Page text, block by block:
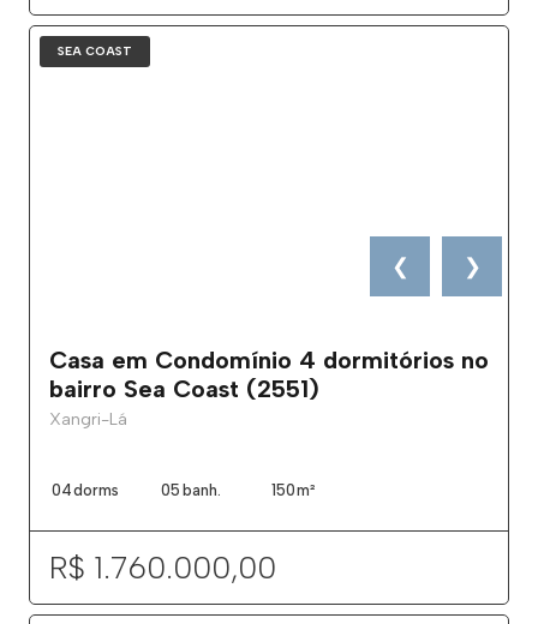
❮ ❯
SEA COAST
Casa em Condomínio 4 dormitórios no
bairro Sea Coast (2551)
Xangri-Lá
04dorms 05 banh. 150m²
R$ 1.760.000,00